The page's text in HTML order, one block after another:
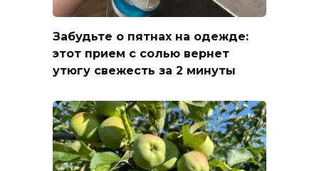
Забудьте о пятнах на одежде:
этот прием с солью вернет
утюгу свежесть за 2 минуты